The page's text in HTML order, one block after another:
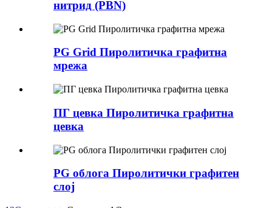
нитрид (PBN)
PG Grid Пиролитичка графитна
мрежа
ПГ цевка Пиролитичка графитна
цевка
PG облога Пиролитички графитен
слој